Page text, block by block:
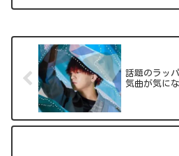
話題のラッ
気曲が気にな